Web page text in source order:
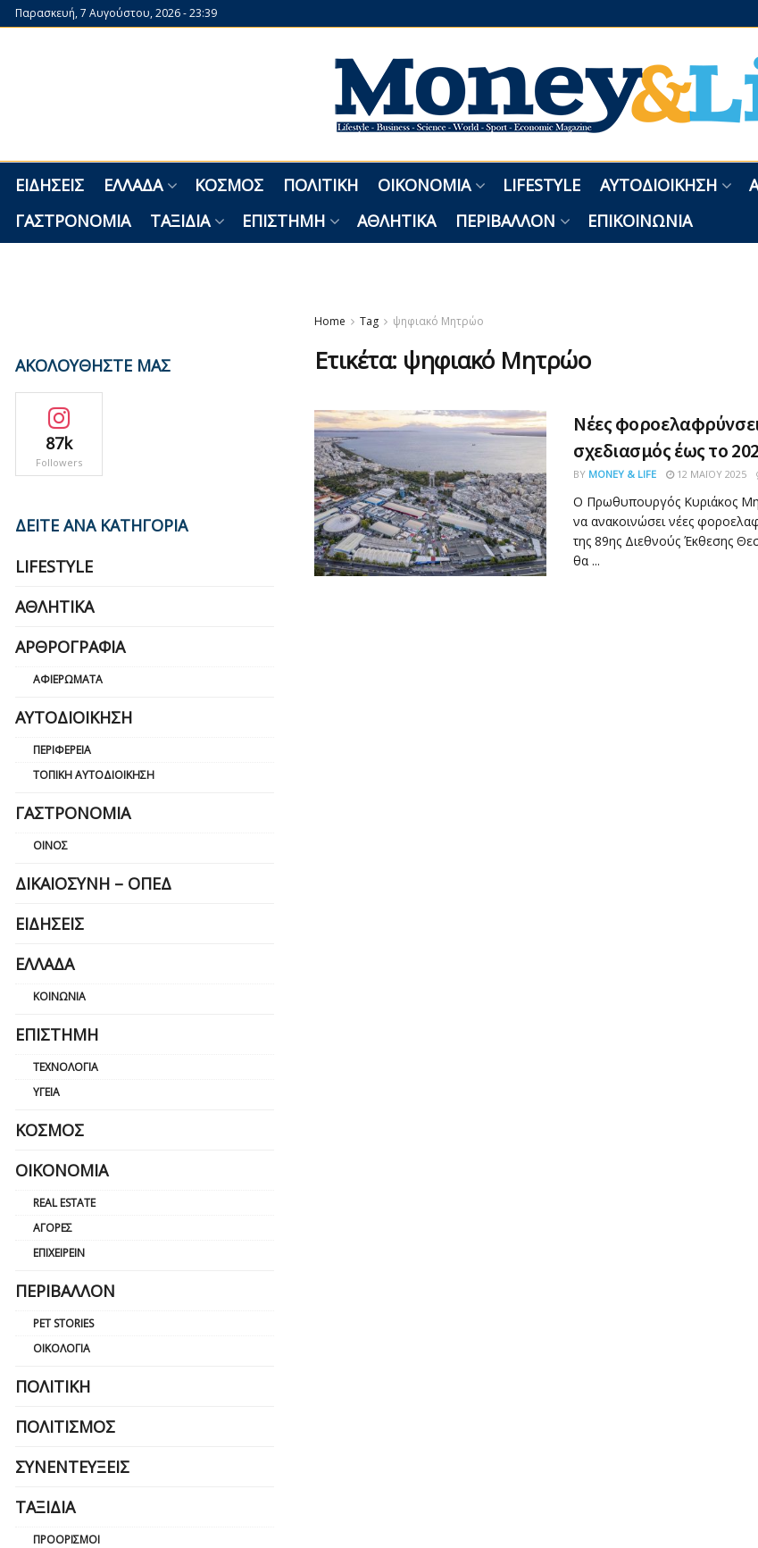
Παρασκευή, 7 Αυγούστου, 2026 - 23:39
ΕΙΔΉΣΕΙΣ ΕΛΛΆΔΑ ΚΌΣΜΟΣ ΠΟΛΙΤΙΚΉ ΟΙΚΟΝΟΜΊΑ LIFESTYLE ΑΥΤΟΔΙΟΊΚΗΣΗ
ΓΑΣΤΡΟΝΟΜΊΑ
ΤΑΞΊΔΙΑ ΕΠΙΣΤΉΜΗ ΑΘΛΗΤΙΚΆ ΠΕΡΙΒΆΛΛΟΝ ΕΠΙΚΟΙΝΩΝΊΑ
Home Tag ψηφιακό Μητρώο
Ετικέτα: ψηφιακό Μητρώο
Νέες
σχεδιασμός έως το
BY MONEY & LIFE 12 ΜΑΪ́ΟΥ 2025
Ο Πρωθυπουργός Κυριάκος
να ανακοινώσει νέες
της 89ης Διεθνούς Έκθεσης
θα ...
ΑΚΟΛΟΥΘΗΣΤΕ ΜΑΣ
87k
Followers
ΔΕΙΤΕ ΑΝΑ ΚΑΤΗΓΟΡΙΑ
LIFESTYLE
ΑΘΛΗΤΙΚΆ
ΑΡΘΡΟΓΡΑΦΊΑ
ΑΦΙΕΡΏΜΑΤΑ
ΑΥΤΟΔΙΟΊΚΗΣΗ
ΠΕΡΙΦΈΡΕΙΑ
ΤΟΠΙΚΉ ΑΥΤΟΔΙΟΊΚΗΣΗ
ΓΑΣΤΡΟΝΟΜΊΑ
ΟΊΝΟΣ
ΔΙΚΑΙΟΣΎΝΗ – ΟΠΕΔ
ΕΙΔΉΣΕΙΣ
ΕΛΛΆΔΑ
ΚΟΙΝΩΝΊΑ
ΕΠΙΣΤΉΜΗ
ΤΕΧΝΟΛΟΓΊΑ
ΥΓΕΊΑ
ΚΌΣΜΟΣ
ΟΙΚΟΝΟΜΊΑ
REAL ESTATE
ΑΓΟΡΈΣ
ΕΠΙΧΕΙΡΕΊΝ
ΠΕΡΙΒΆΛΛΟΝ
PET STORIES
ΟΙΚΟΛΟΓΊΑ
ΠΟΛΙΤΙΚΉ
ΠΟΛΙΤΙΣΜΌΣ
ΣΥΝΕΝΤΕΎΞΕΙΣ
ΤΑΞΊΔΙΑ
ΠΡΟΟΡΙΣΜΟΊ